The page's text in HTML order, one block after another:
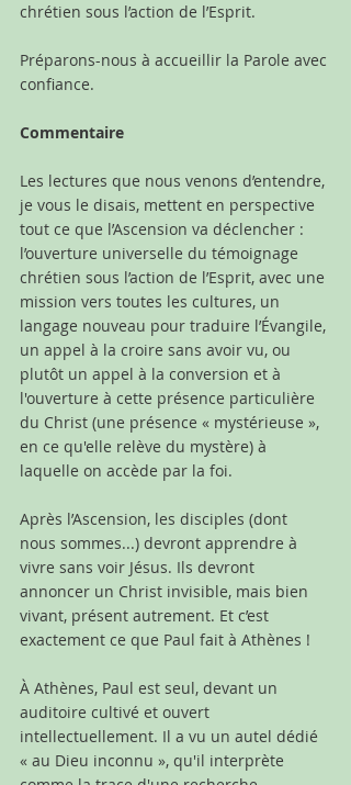
chrétien sous l’action de l’Esprit.
Préparons-nous à accueillir la Parole avec
confiance.
Commentaire
Les lectures que nous venons d’entendre,
je vous le disais, mettent en perspective
tout ce que l’Ascension va déclencher :
l’ouverture universelle du témoignage
chrétien sous l’action de l’Esprit, avec une
mission vers toutes les cultures, un
langage nouveau pour traduire l’Évangile,
un appel à la croire sans avoir vu, ou
plutôt un appel à la conversion et à
l'ouverture à cette présence particulière
du Christ (une présence « mystérieuse »,
en ce qu'elle relève du mystère) à
laquelle on accède par la foi.
Après l’Ascension, les disciples (dont
nous sommes...) devront apprendre à
vivre sans voir Jésus. Ils devront
annoncer un Christ invisible, mais bien
vivant, présent autrement. Et c’est
exactement ce que Paul fait à Athènes !
À Athènes, Paul est seul, devant un
auditoire cultivé et ouvert
intellectuellement. Il a vu un autel dédié
« au Dieu inconnu », qu'il interprète